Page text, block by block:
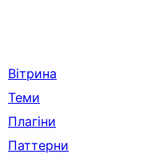
Вітрина
Теми
Плагіни
Паттерни